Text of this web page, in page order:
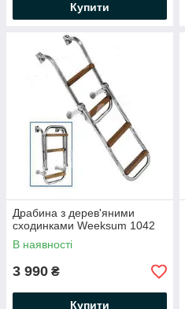
Купити
Драбина з дерев'яними
сходинками Weeksum 1042
В наявності
3 990 ₴
Купити